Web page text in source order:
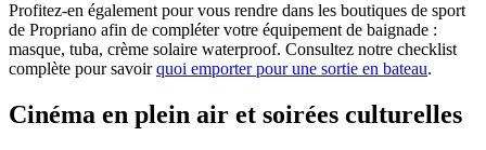
Profitez-en également pour vous rendre dans les boutiques de sport
de Propriano afin de compléter votre équipement de baignade :
masque, tuba, crème solaire waterproof. Consultez notre checklist
complète pour savoirquoi emporter pour une sortie en bateau.
Cinéma en plein air et soirées culturelles